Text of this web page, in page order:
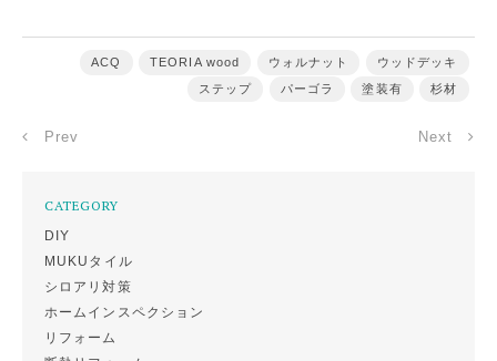
ACQ TEORIA wood ウォルナット
ウッドデッキ
ステップ
パーゴラ 塗装有 杉材
Prev Next
CATEGORY
DIY
MUKUタイル
シロアリ対策
ホームインスペクション
リフォーム